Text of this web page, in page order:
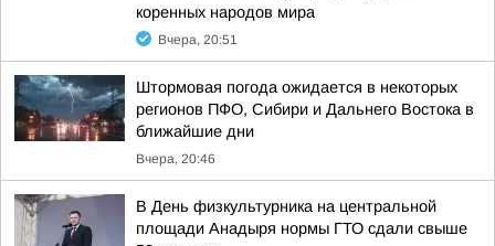
коренных народов мира
Вчера, 20:51
Штормовая погода ожидается в некоторых
регионов ПФО, Сибири и Дальнего Востока в
ближайшие дни
Вчера, 20:46
В День физкультурника на центральной
площади Анадыря нормы ГТО сдали свыше